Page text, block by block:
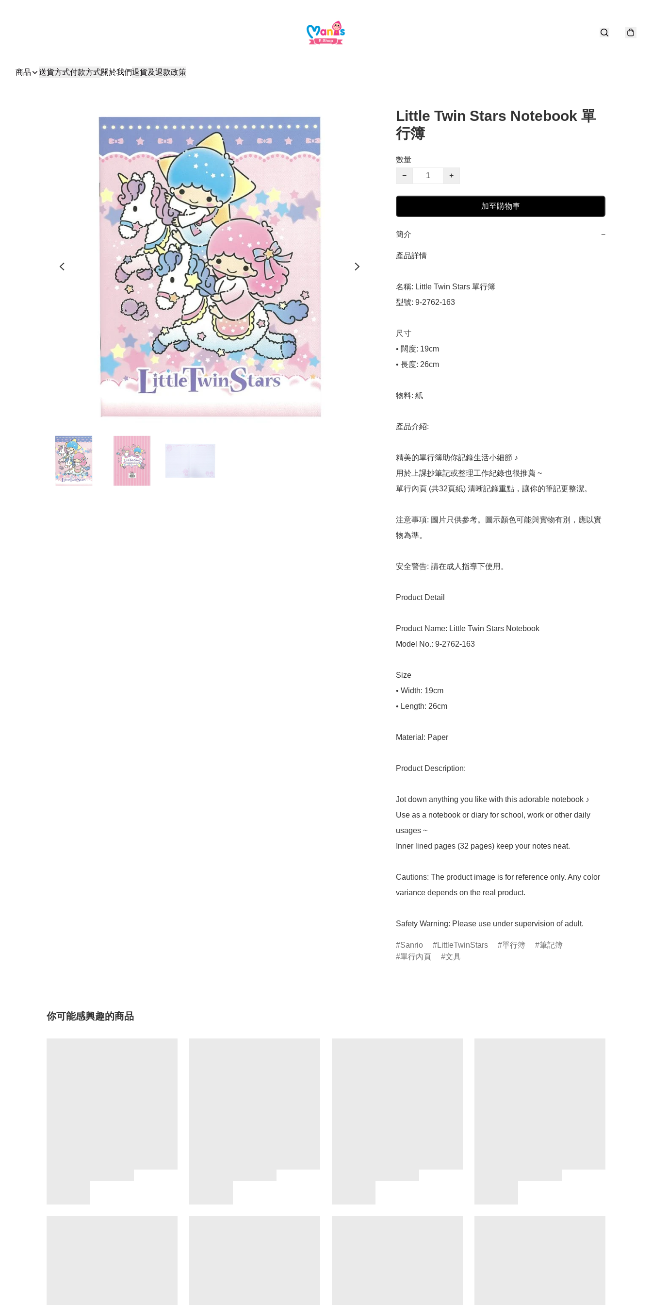
商品 送貨方式付款方式關於我們退貨及退款政策
Little Twin Stars Notebook 單
行簿
數量
−
+
加至購物車
簡介 −
產品詳情
名稱: Little Twin Stars 單行簿
型號: 9-2762-163
尺寸
• 闊度: 19cm
• 長度: 26cm
物料: 紙
產品介紹:
精美的單行簿助你記錄生活小細節 ♪
用於上課抄筆記或整理工作紀錄也很推薦 ~
單行內頁 (共32頁紙) 清晰記錄重點，讓你的筆記更整潔。
注意事項: 圖片只供參考。圖示顏色可能與實物有別，應以實
物為準。
安全警告: 請在成人指導下使用。
Product Detail
Product Name: Little Twin Stars Notebook
Model No.: 9-2762-163
Size
• Width: 19cm
• Length: 26cm
Material: Paper
Product Description:
Jot down anything you like with this adorable notebook ♪
Use as a notebook or diary for school, work or other daily
usages ~
Inner lined pages (32 pages) keep your notes neat.
Cautions: The product image is for reference only. Any color
variance depends on the real product.
Safety Warning: Please use under supervision of adult.
Sanrio LittleTwinStars 單行簿
筆記簿
單行內頁
文具
你可能感興趣的商品